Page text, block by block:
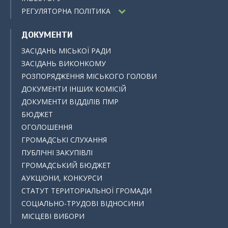
РЕГУЛЯТОРНА ПОЛІТИКА
ДОКУМЕНТИ
ЗАСІДАНЬ МІСЬКОЇ РАДИ
ЗАСІДАНЬ ВИКОНКОМУ
РОЗПОРЯДЖЕННЯ МІСЬКОГО ГОЛОВИ
ДОКУМЕНТИ ІНШИХ КОМІСІЙ
ДОКУМЕНТИ ВІДДІЛІВ ПМР
БЮДЖЕТ
ОГОЛОШЕННЯ
ГРОМАДСЬКІ СЛУХАННЯ
ПУБЛІЧНІ ЗАКУПІВЛІ
ГРОМАДСЬКИЙ БЮДЖЕТ
АУКЦІОНИ, КОНКУРСИ
СТАТУТ ТЕРИТОРІАЛЬНОЇ ГРОМАДИ
СОЦІАЛЬНО-ТРУДОВІ ВІДНОСИНИ
МІСЦЕВІ ВИБОРИ